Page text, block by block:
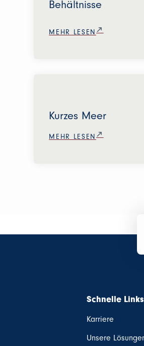
Behältnisse
MEHR LESEN
Kurzes Meer
MEHR LESEN
Schnelle Links
Karriere
Unsere